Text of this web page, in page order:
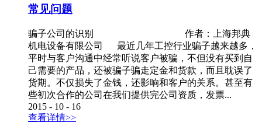
常见问题
骗子公司的识别 作者：上海邦典
机电设备有限公司 最近几年工控行业骗子越来越多，
平时与客户沟通中经常听说客户被骗，不但没有买到自
己需要的产品，还被骗子骗走定金和货款，而且耽误了
货期。不仅损失了金钱，还影响和客户的关系。甚至有
些初次合作的公司在我们提供完公司资质，发票...
2015 - 10 - 16
查看详情>>